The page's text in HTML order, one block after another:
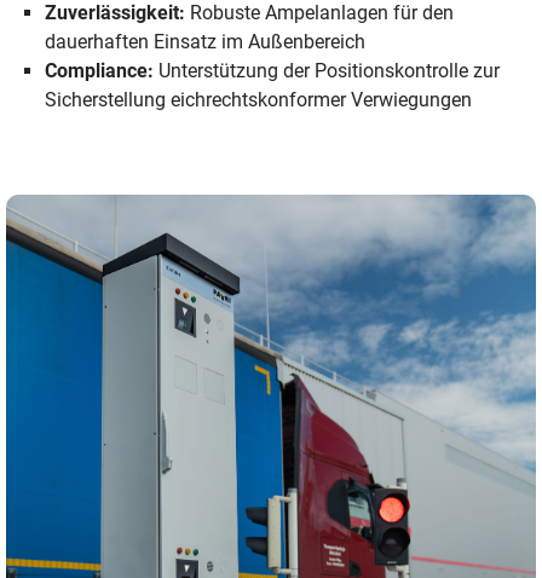
Zuverlässigkeit: Robuste Ampelanlagen für den
dauerhaften Einsatz im Außenbereich
Compliance: Unterstützung der Positionskontrolle zur
Sicherstellung eichrechtskonformer Verwiegungen